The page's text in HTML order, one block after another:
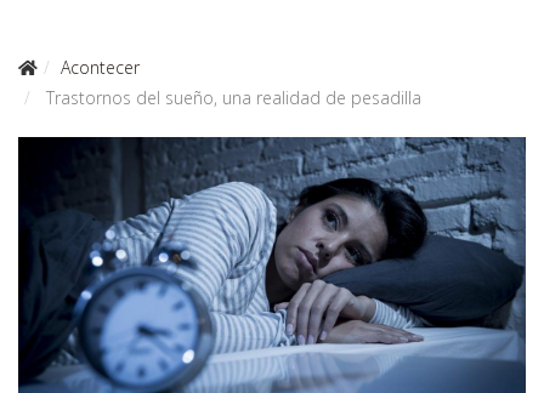
Acontecer
Trastornos del sueño, una realidad de pesadilla